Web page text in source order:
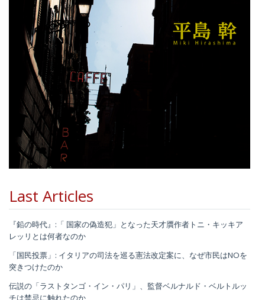
Last Articles
『鉛の時代』:「 国家の偽造犯」となった天才贋作者トニ・キッキア
レッリとは何者なのか
「国民投票」: イタリアの司法を巡る憲法改定案に、なぜ市民はNOを
突きつけたのか
伝説の「ラストタンゴ・イン・パリ」、監督ベルナルド・ベルトルッ
チは禁忌に触れたのか